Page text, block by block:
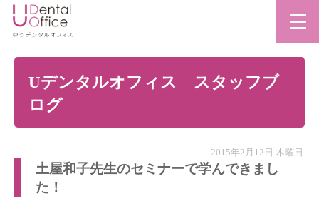
Uデンタルオフィス スタッフブ
ログ
2015年2月12日 木曜日
土屋和子先生のセミナーで学んできまし
た！